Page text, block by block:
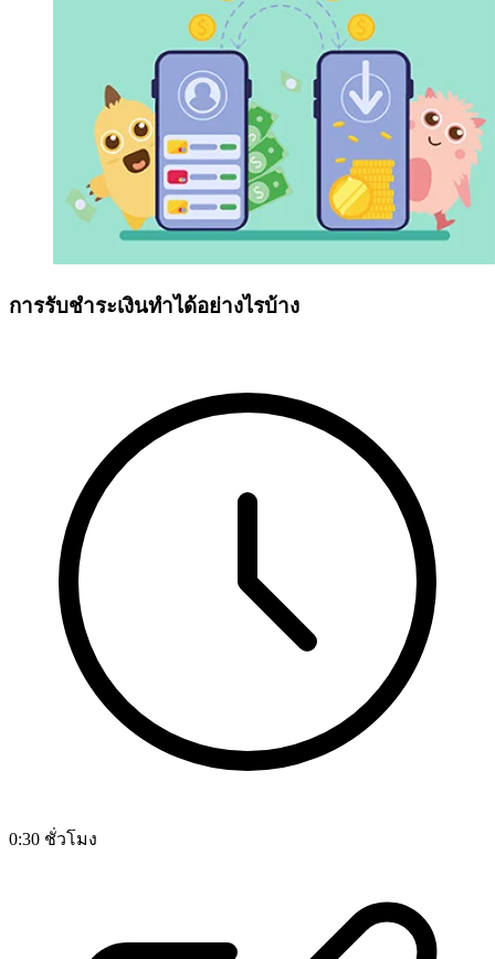
การรับชำระเงินทำได้อย่างไรบ้าง
0:30 ชั่วโมง